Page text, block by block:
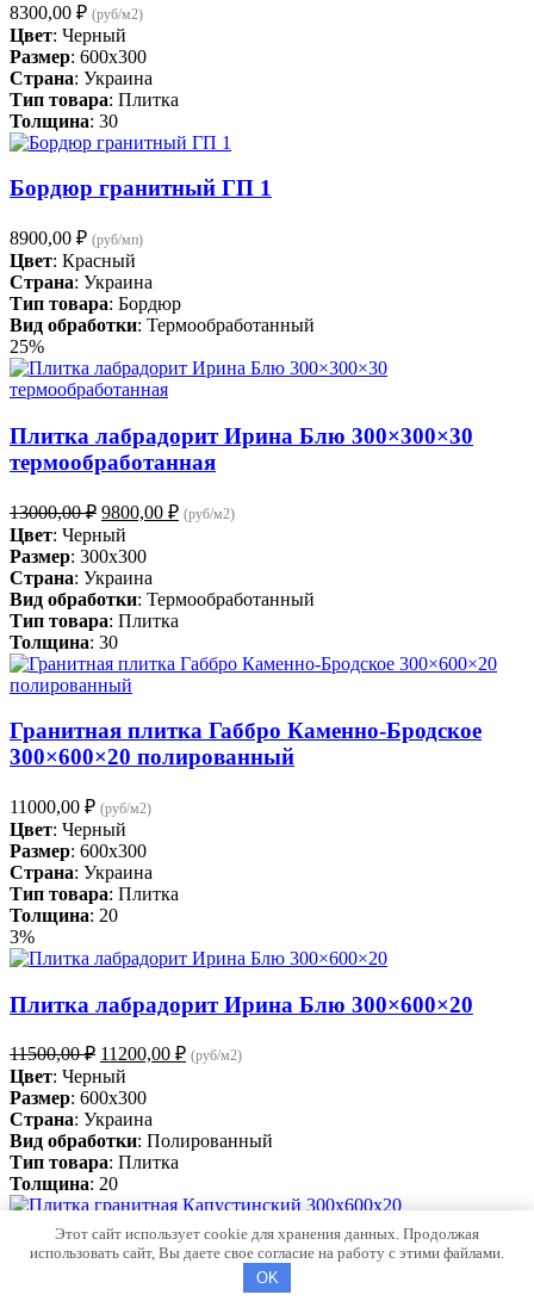
8300,00 ₽ (руб/м2)
Цвет: Черный
Размер: 600x300
Страна: Украина
Тип товара: Плитка
Толщина: 30
Бордюр гранитный ГП 1
8900,00 ₽ (руб/мп)
Цвет: Красный
Страна: Украина
Тип товара: Бордюр
Вид обработки: Термообработанный
25%
Плитка лабрадорит Ирина Блю 300×300×30
термообработанная
13000,00₽ Первоначальная
цена
составляла
13000,00 ₽.
9800,00 ₽Текущая
цена:
(руб/м2)
Цвет: Черный
Размер: 300x300
Страна: Украина
Вид обработки: Термообработанный
Тип товара: Плитка
Толщина: 30
Гранитная плитка Габбро Каменно-Бродское
300×600×20 полированный
11000,00 ₽ (руб/м2)
Цвет: Черный
Размер: 600x300
Страна: Украина
Тип товара: Плитка
Толщина: 20
3%
Плитка лабрадорит Ирина Блю 300×600×20
11500,00₽ Первоначальная
цена
составляла
11500,00 ₽.
11200,00 ₽Текущая
цена:
(руб/м2)
Цвет: Черный
Размер: 600x300
Страна: Украина
Вид обработки: Полированный
Тип товара: Плитка
Толщина: 20
Плитка гранитная Капустинский 300х600х20
Этот сайт использует cookie для хранения данных. Продолжая
использовать сайт, Вы даете свое согласие на работу с этими файлами.
OK